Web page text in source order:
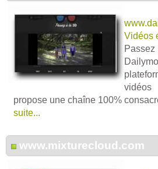
Vidéos
vidéos
propose une chaîne 100%
suite...
www.mixturecloud.com